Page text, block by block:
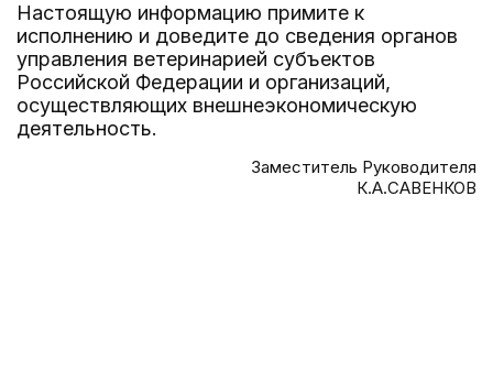
Настоящую информацию примите к
исполнению и доведите до сведения органов
управления ветеринарией субъектов
Российской Федерации и организаций,
осуществляющих внешнеэкономическую
деятельность.
Заместитель Руководителя
К.А.САВЕНКОВ